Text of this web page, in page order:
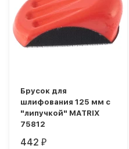
Брусок для
шлифования 125 мм с
"липучкой" MATRIX
75812
442₽